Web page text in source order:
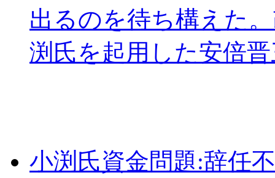
出るのを待ち構えた
渕氏を起用した安倍晋
小渕氏資金問題:辞任